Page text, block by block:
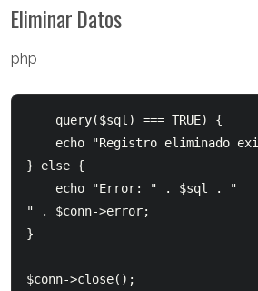
Eliminar Datos
php
query($sql) === TRUE) {
} else {
    echo "Error: " . $sql . "
" . $conn->error;
}
$conn->close();